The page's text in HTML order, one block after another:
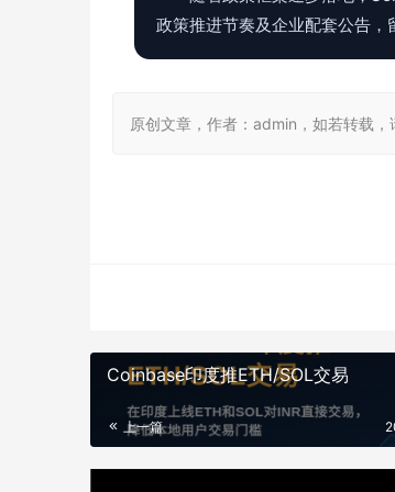
政策推进节奏及企业配套公告，
原创文章，作者：admin，如若转载
Coinbase印度推ETH/SOL交易
上一篇